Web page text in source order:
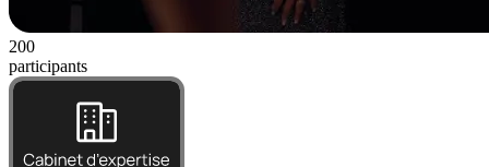
200
participants